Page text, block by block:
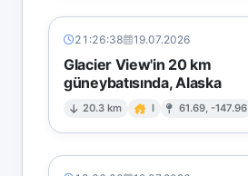
21:26:38 19.07.2026
Glacier View'in 20 km
güneybatısında, Alaska
20.3 km I 61.69, -147.96